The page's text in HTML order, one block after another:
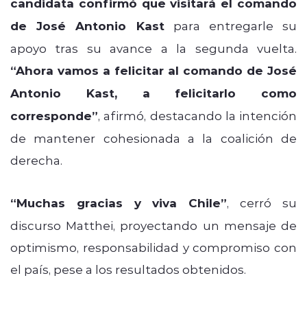
de José Antonio Kastpara entregarle su
apoyo tras su avance a la segunda vuelta.
“Ahora vamos a felicitar al comando de José
Antonio Kast, a felicitarlo como
corresponde”, afirmó, destacando la intención
de mantener cohesionada a la coalición de
derecha.
“Muchas gracias y viva Chile”, cerró su
discurso Matthei, proyectando un mensaje de
optimismo, responsabilidad y compromiso con
el país, pese a los resultados obtenidos.